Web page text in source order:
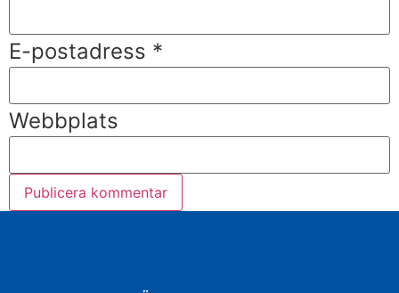
E-postadress *
Webbplats